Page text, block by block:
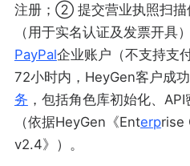
注册；② 提交营业执照扫描
（用于实名认证及发票开
PayPal企业账户（不支持支
72小时内，HeyGen客户成
务 ，包括角色库初始化、
（依据HeyGen《Enterprise
v2.4》）。